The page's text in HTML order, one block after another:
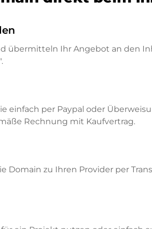
übermitteln Ihr Angebot an den
einfach per Paypal oder
Rechnung mit Kaufvertrag.
Domain zu Ihren Provider per